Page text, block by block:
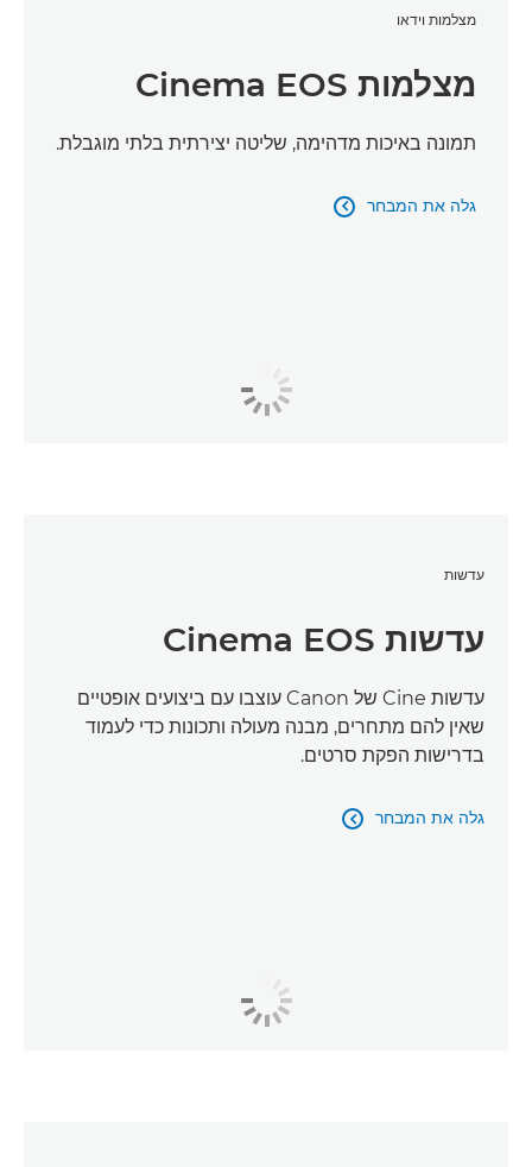
מצלמות וידאו
מצלמות Cinema EOS
תמונה באיכות מדהימה, שליטה יצירתית בלתי מוגבלת.
גלה את המבחר 
עדשות
עדשות Cinema EOS
עדשות Cine של Canon עוצבו עם ביצועים אופטיים
שאין להם מתחרים, מבנה מעולה ותכונות כדי לעמוד
בדרישות הפקת סרטים.
גלה את המבחר 